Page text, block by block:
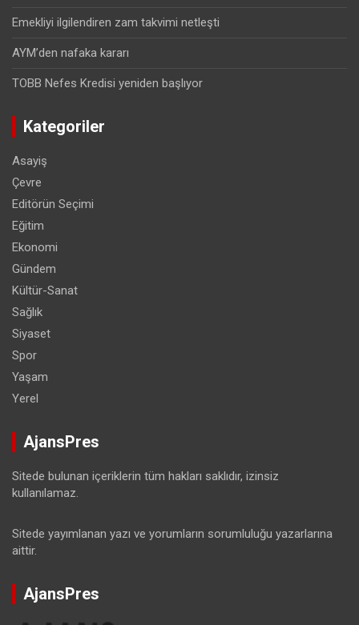
Emekliyi ilgilendiren zam takvimi netleşti
AYM’den nafaka kararı
TOBB Nefes Kredisi yeniden başlıyor
Kategoriler
Asayiş
Çevre
Editörün Seçimi
Eğitim
Ekonomi
Gündem
Kültür-Sanat
Sağlık
Siyaset
Spor
Yaşam
Yerel
AjansPres
Sitede bulunan içeriklerin tüm hakları saklıdır, izinsiz
kullanılamaz.
Sitede yayımlanan yazı ve yorumların sorumluluğu yazarlarına
aittir.
AjansPres